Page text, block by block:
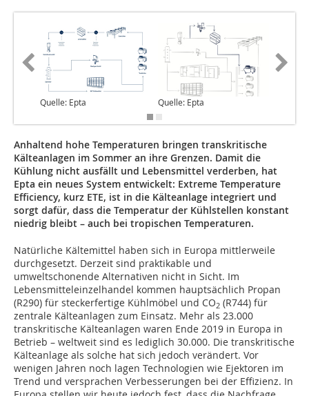
Quelle: Epta Quelle: Epta
Anhaltend hohe Temperaturen bringen transkritische
Kälteanlagen im Sommer an ihre Grenzen. Damit die
Kühlung nicht ausfällt und Lebensmittel verderben, hat
Epta ein neues System entwickelt: Extreme Temperature
Efficiency, kurz ETE, ist in die Kälteanlage integriert und
sorgt dafür, dass die Temperatur der Kühlstellen konstant
niedrig bleibt – auch bei tropischen Temperaturen.
Natürliche Kältemittel haben sich in Europa mittlerweile
durchgesetzt. Derzeit sind praktikable und
umweltschonende Alternativen nicht in Sicht. Im
Lebensmitteleinzelhandel kommen hauptsächlich Propan
(R290) für steckerfertige Kühlmöbel und CO2 (R744) für
zentrale Kälteanlagen zum Einsatz. Mehr als 23.000
transkritische Kälteanlagen waren Ende 2019 in Europa in
Betrieb – weltweit sind es lediglich 30.000. Die transkritische
Kälteanlage als solche hat sich jedoch verändert. Vor
wenigen Jahren noch lagen Technologien wie Ejektoren im
Trend und versprachen Verbesserungen bei der Effizienz. In